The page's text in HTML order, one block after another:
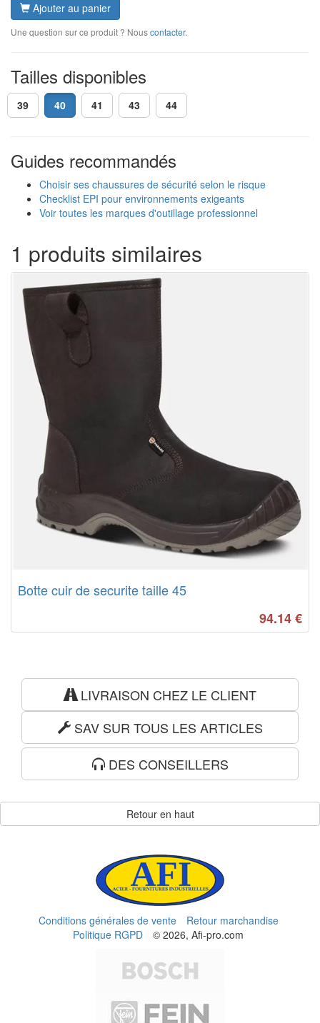
Ajouter au panier
Une question sur ce produit ? Nouscontacter.
Tailles disponibles
39 40 41 43 44
Guides recommandés
Choisir ses chaussures de sécurité selon le risque
Checklist EPI pour environnements exigeants
Voir toutes les marques d'outillage professionnel
1 produits similaires
Botte cuir de securite taille 45
94.14€
LIVRAISON CHEZ LE CLIENT
SAV SUR TOUS LES ARTICLES
DES CONSEILLERS
Retour en haut
Conditions générales de vente
Retour marchandise
Politique RGPD
© 2026, Afi-pro.com